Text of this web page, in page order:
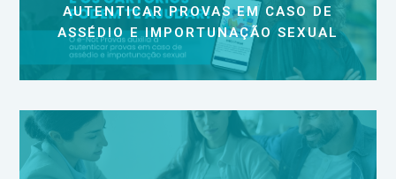
AUTENTICAR PROVAS EM CASO DE
ASSÉDIO E IMPORTUNAÇÃO SEXUAL